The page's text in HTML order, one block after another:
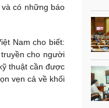
có những báo
Nam cho biết:
cho người
thuật cần được
vẹn cả về khối